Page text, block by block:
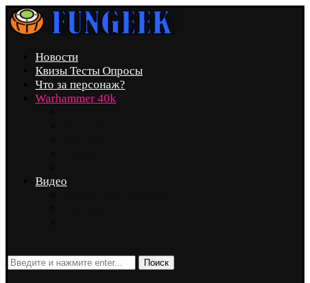
Новости
Квизы Тесты Опросы
Что за персонаж?
Warhammer 40k
Видео
Поиск